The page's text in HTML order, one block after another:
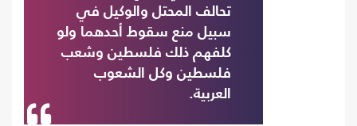
تحالف المحتل والوكيل في
سبيل منع سقوط أحدهما ولو
كلفهم ذلك فلسطين وشعب
فلسطين وكل الشعوب
العربية.